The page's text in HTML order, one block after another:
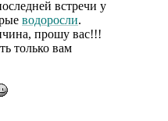
встречи у
водоросли.
прошу вас!!!
только вам